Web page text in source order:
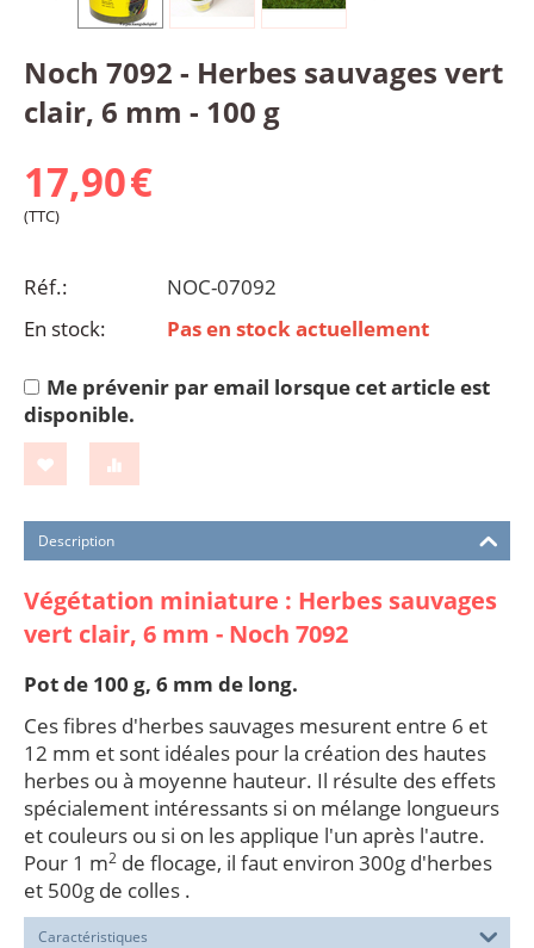
Noch 7092 - Herbes sauvages vert
clair, 6 mm - 100 g
17,90€
(TTC)
Réf.:
NOC-07092
En stock:
Pas en stock actuellement
Me prévenir par email lorsque cet article est
disponible.
Description
Végétation miniature : Herbes sauvages
vert clair, 6 mm - Noch 7092
Pot de 100 g, 6 mm de long.
Ces fibres d'herbes sauvages mesurent entre 6 et
12 mm et sont idéales pour la création des hautes
herbes ou à moyenne hauteur. Il résulte des effets
spécialement intéressants si on mélange longueurs
et couleurs ou si on les applique l'un après l'autre.
Pour 1 m2 de flocage, il faut environ 300g d'herbes
et 500g de colles .
Caractéristiques